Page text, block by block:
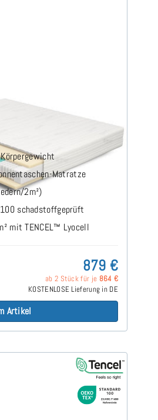
TTFK-Matratze 280x200
Matratze
2m²)
100 schadstoffgeprüft
mit TENCEL™ Lyocell
879 €
ab 2 Stück für je 864 €
KOSTENLOSE Lieferung in DE
Artikel